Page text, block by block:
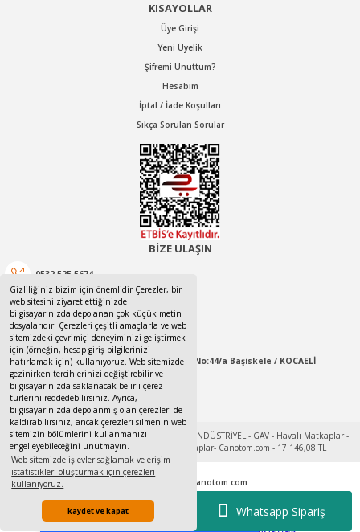
Gizliliğiniz bizim için önemlidir Çerezler, bir
web sitesini ziyaret ettiğinizde
bilgisayarınızda depolanan çok küçük metin
dosyalarıdır. Çerezleri çeşitli amaçlarla ve web
sitemizdeki çevrimiçi deneyiminizi geliştirmek
için (örneğin, hesap giriş bilgilerinizi
hatırlamak için) kullanıyoruz. Web sitemizde
gezinirken tercihlerinizi değiştirebilir ve
bilgisayarınızda saklanacak belirli çerez
türlerini reddedebilirsiniz. Ayrıca,
bilgisayarınızda depolanmış olan çerezleri de
kaldırabilirsiniz, ancak çerezleri silmenin web
sitemizin bölümlerini kullanmanızı
engelleyebileceğini unutmayın.
Web sitemizde işlevler sağlamak ve erişim
istatistikleri oluşturmak için çerezleri
kullanıyoruz.
kaydet ve kapat
Tek Tıkla Ödeme Kolaylığı
7/24 Canlı Destek
%100 Sorunsuz Alışveriş
Whatsapp Sipariş
GAV OS-8210 A HAVALI SAĞ-SOL MATKAP 10 MM
Stok Kodu : OS8210A
5.423,76 TL Kdv Dahil
3.796,63 TL Kdv Dahil
%30
indirim
GAV
GAV OS-6338GL HAVALI MATKAP 10 MM
Stok Kodu : OS6338GL
6.706,80 TL Kdv Dahil
4.694,76 TL Kdv Dahil
KISAYOLLAR
Üye Girişi
Yeni Üyelik
Şifremi Unuttum?
Hesabım
İptal / İade Koşulları
Sıkça Sorulan Sorular
BİZE ULAŞIN
0532 525 5674
0532 525 5674
canotom41@gmail.com
Yaylacık Mahallesi Mert İnan Sokak No:44/a Başiskele / KOCAELİ
09:00-18:00 Pazartesi / Cumartesi
www.canotom.com